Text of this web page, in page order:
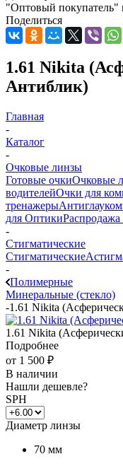
"Оптовый покупатель"
Поделиться
1.61 Nikita
Антиблик)
Главная
-
Каталог
-
Очковые линзы
Готовые очкиОчковые
водителейОчки для
тренажеры
для ОптикиРаспродажа
-
Стигматические
Стигматические
-
Полимерные
Минеральные (стекло)
-1.61 Nikita
1.61 Nikita
Подробнее
от 1 500 ₽
В наличии
Нашли дешевле?
SPH
Диаметр линзы
70 мм